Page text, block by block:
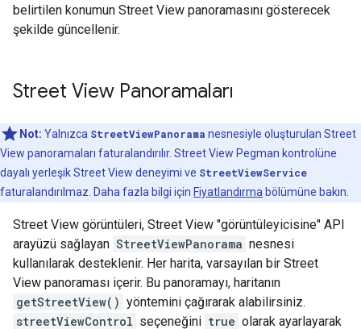
belirtilen konumun Street View panoramasını gösterecek
şekilde güncellenir.
Street View Panoramaları
Not: Yalnızca StreetViewPanorama nesnesiyle oluşturulan Street
View panoramaları faturalandırılır. Street View Pegman kontrolüne
dayalı yerleşik Street View deneyimi ve StreetViewService
faturalandırılmaz. Daha fazla bilgi için Fiyatlandırma bölümüne bakın.
Street View görüntüleri, Street View "görüntüleyicisine" API
arayüzü sağlayan StreetViewPanorama nesnesi
kullanılarak desteklenir. Her harita, varsayılan bir Street
View panoraması içerir. Bu panoramayı, haritanın
getStreetView() yöntemini çağırarak alabilirsiniz.
streetViewControl seçeneğini true olarak ayarlayarak